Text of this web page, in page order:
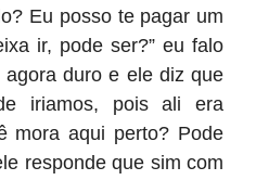
Eu posso te pagar um
ir, pode ser?” eu falo
duro e ele diz que
iriamos, pois ali era
mora aqui perto? Pode
responde que sim com